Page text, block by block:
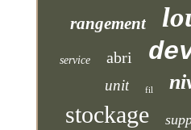
rangement
service abri
unit fil
stockage